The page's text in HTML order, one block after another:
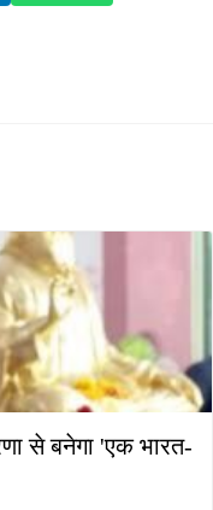
से बनेगा 'एक भारत-